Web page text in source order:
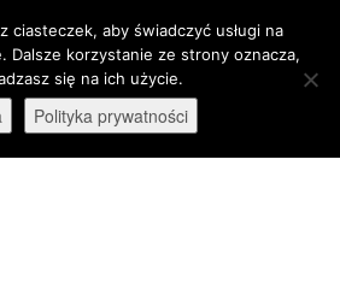
narzędzi
M
e
B
ciasteczek, aby świadczyć usługi na
Dalsze korzystanie ze strony oznacza,
się na ich użycie.
Polityka prywatności